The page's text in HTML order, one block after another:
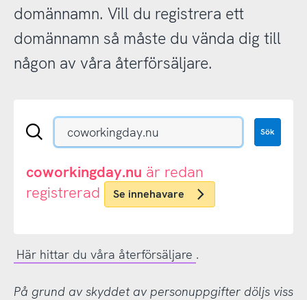
domännamn. Vill du registrera ett
domännamn så måste du vända dig till
någon av våra återförsäljare.
Sök
eller
domän
Sök
coworkingday.nu är redan
registrerad
Se innehavare
Här hittar du våra återförsäljare .
På grund av skyddet av personuppgifter döljs viss